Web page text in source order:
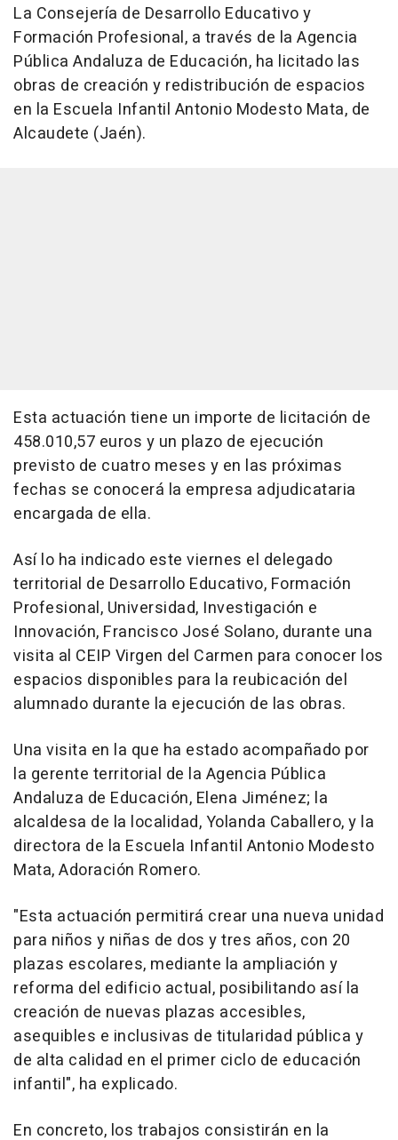
La Consejería de Desarrollo Educativo y
Formación Profesional, a través de la Agencia
Pública Andaluza de Educación, ha licitado las
obras de creación y redistribución de espacios
en la Escuela Infantil Antonio Modesto Mata, de
Alcaudete (Jaén).
Esta actuación tiene un importe de licitación de
458.010,57 euros y un plazo de ejecución
previsto de cuatro meses y en las próximas
fechas se conocerá la empresa adjudicataria
encargada de ella.
Así lo ha indicado este viernes el delegado
territorial de Desarrollo Educativo, Formación
Profesional, Universidad, Investigación e
Innovación, Francisco José Solano, durante una
visita al CEIP Virgen del Carmen para conocer los
espacios disponibles para la reubicación del
alumnado durante la ejecución de las obras.
Una visita en la que ha estado acompañado por
la gerente territorial de la Agencia Pública
Andaluza de Educación, Elena Jiménez; la
alcaldesa de la localidad, Yolanda Caballero, y la
directora de la Escuela Infantil Antonio Modesto
Mata, Adoración Romero.
"Esta actuación permitirá crear una nueva unidad
para niños y niñas de dos y tres años, con 20
plazas escolares, mediante la ampliación y
reforma del edificio actual, posibilitando así la
creación de nuevas plazas accesibles,
asequibles e inclusivas de titularidad pública y
de alta calidad en el primer ciclo de educación
infantil", ha explicado.
En concreto, los trabajos consistirán en la